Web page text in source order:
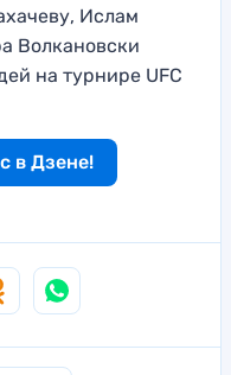
Ислам
Волкановски
на турнире UFC
в Дзене!